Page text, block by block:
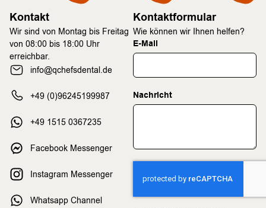
Kontakt
Wir sind von Montag bis Freitag
von 08:00 bis 18:00 Uhr
erreichbar.
info@qchefsdental.de
+49 (0)96245199987
+49 1515 0367235
Facebook Messenger
Instagram Messenger
Whatsapp Channel
Kontaktformular
Wie können wir Ihnen helfen?
E-Mail
Nachricht